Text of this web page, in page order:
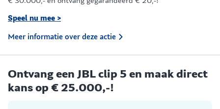
Speel nu mee >
Meer informatie over deze actie
Ontvang een JBL clip 5 en maak direct
kans op € 25.000,-!